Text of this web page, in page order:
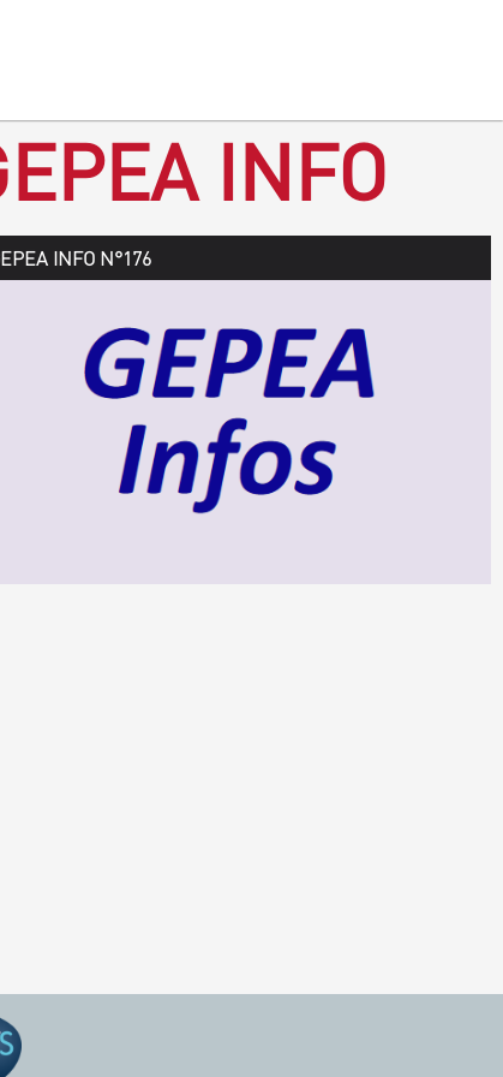
INFO
Infos n°177
> octobre 2019
TÉLÉCHARGEZ LE GEPEA INFOS
INFO N°176